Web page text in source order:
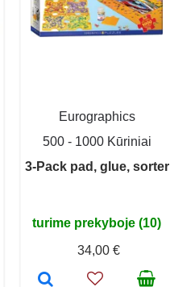
Eurographics
500 - 1000 Kūriniai
3-Pack pad, glue, sorter
turime prekyboje (10)
34,00 €